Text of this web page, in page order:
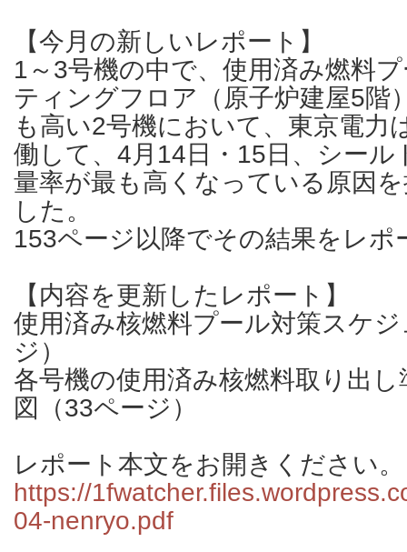
【今月の新しいレポート】
1～3号機の中で、使用済み燃料
ティングフロア（原子炉建屋5階
も高い2号機において、東京電力
働して、4月14日・15日、シール
量率が最も高くなっている原因
した。
153ページ以降でその結果をレポ
【内容を更新したレポート】
使用済み核燃料プール対策スケ
ジ）
各号機の使用済み核燃料取り出
図（33ページ）
レポート本文をお開きください。
https://
04-nenryo.pdf